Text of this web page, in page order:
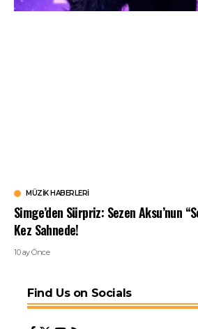
MÜZIK HABERLERI
Simge’den Sürpriz: Sezen Aksu’nun
Kez Sahnede!
10 ay Önce
Find Us on Socials